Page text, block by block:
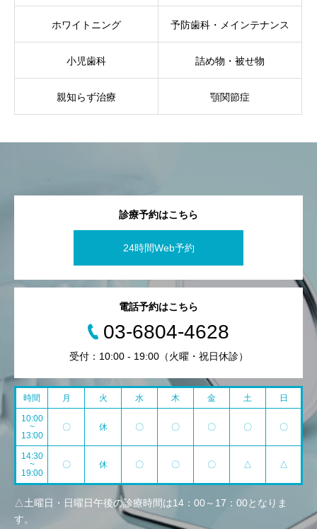
ホワイトニング 予防歯科・メインテナンス
小児歯科 詰め物・被せ物
親知らず治療 顎関節症
診療予約はこちら
24時間Web予約
電話予約はこちら
03-6804-4628
受付：10:00 - 19:00（火曜・祝日休診）
時間 月 火 水 木 金 土 日
10:00
~
13:00
〇 休 〇 〇 〇 〇 〇
14:30
~
19:00
〇 休 〇 〇 〇 △ △
△土曜日・日曜日午後の診療時間は14：00～17：00となりま
す。